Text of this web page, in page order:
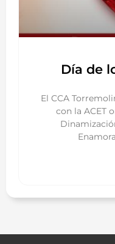
Día de
El CCA
con la ACET